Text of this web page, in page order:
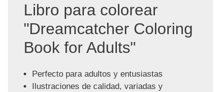
Libro para colorear
"Dreamcatcher Coloring
Book for Adults"
Perfecto para adultos y entusiastas
Ilustraciones de calidad, variadas y